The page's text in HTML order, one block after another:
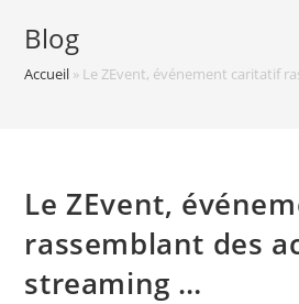
Blog
Accueil » Le ZEvent, événement caritatif
Le ZEvent,
rassemblant des
streaming …